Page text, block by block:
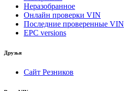
Неразобранное
Онлайн проверки VIN
Последние проверенные VIN
EPC versions
Друзья
Сайт Резников